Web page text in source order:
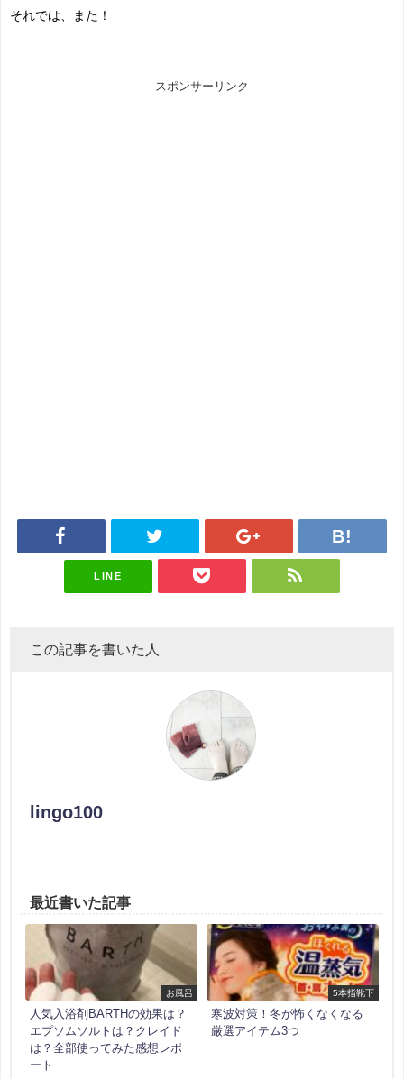
それでは、また！
スポンサーリンク
LINE
この記事を書いた人
lingo100
最近書いた記事
お風呂
人気入浴剤BARTHの効果は？
エプソムソルトは？クレイド
は？全部使ってみた感想レポ
ート
5本指靴下
寒波対策！冬が怖くなくなる
厳選アイテム3つ